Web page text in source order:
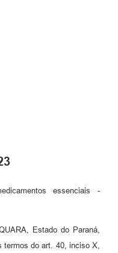
essenciais -
Estado do Paraná,
termos do art. 40, inciso X,